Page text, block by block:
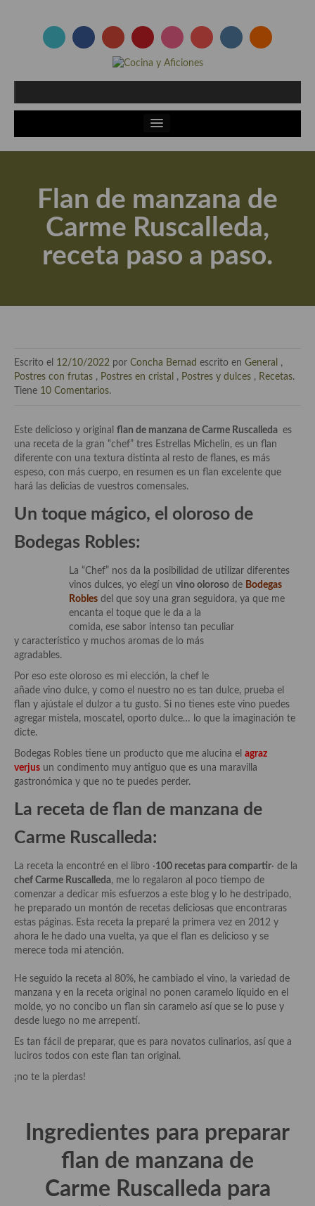
Flan de manzana de
Carme Ruscalleda,
receta paso a paso.
Escrito el 12/10/2022 por Concha Bernad escrito en General
,
Postres con frutas , Postres en cristal , Postres y dulces , Recetas.
Tiene 10 Comentarios.
Este delicioso y original flan de manzana de Carme Ruscalleda es
una receta de la gran “chef” tres Estrellas Michelin, es un flan
diferente con una textura distinta al resto de flanes, es más
espeso, con más cuerpo, en resumen es un flan excelente que
hará las delicias de vuestros comensales.
Un toque mágico, el oloroso de
Bodegas Robles:
La “Chef” nos da la posibilidad de utilizar diferentes
vinos dulces, yo elegí un vino oloroso de Bodegas
Robles del que soy una gran seguidora, ya que me
encanta el toque que le da a la
comida, ese sabor intenso tan peculiar
y característico y muchos aromas de lo más
agradables.
Por eso este oloroso es mi elección, la chef le
añade vino dulce, y como el nuestro no es tan dulce, prueba el
flan y ajústale el dulzor a tu gusto. Si no tienes este vino puedes
agregar mistela, moscatel, oporto dulce… lo que la imaginación te
dicte.
Bodegas Robles tiene un producto que me alucina el agraz
verjus un condimento muy antiguo que es una maravilla
gastronómica y que no te puedes perder.
La receta de flan de manzana de
Carme Ruscalleda:
La receta la encontré en el libro ·100 recetas para compartir· de la
chef Carme Ruscalleda, me lo regalaron al poco tiempo de
comenzar a dedicar mis esfuerzos a este blog y lo he destripado,
he preparado un montón de recetas deliciosas que encontraras
estas páginas. Esta receta la preparé la primera vez en 2012 y
ahora le he dado una vuelta, ya que el flan es delicioso y se
merece toda mi atención.
He seguido la receta al 80%, he cambiado el vino, la variedad de
manzana y en la receta original no ponen caramelo líquido en el
molde, yo no concibo un flan sin caramelo así que se lo puse y
desde luego no me arrepentí.
Es tan fácil de preparar, que es para novatos culinarios, así que a
luciros todos con este flan tan original.
¡no te la pierdas!
Ingredientes para preparar
flan de manzana de
Carme Ruscalleda para